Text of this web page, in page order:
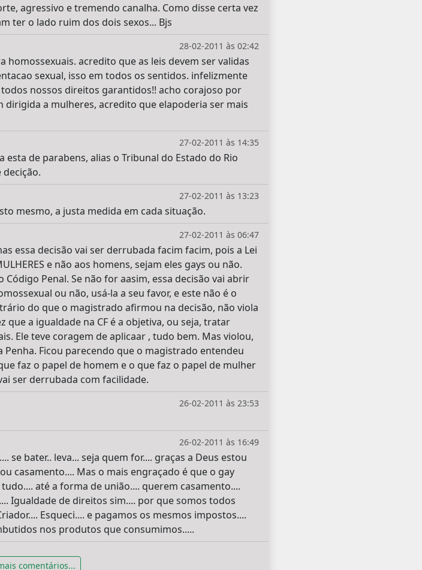
agressivo e tremendo canalha. Como disse certa vez
ter o lado ruim dos dois sexos... Bjs
28-02-2011 às 02:42
acredito que as leis devem ser validas
sexual, isso em todos os sentidos. infelizmente
nossos direitos garantidos!! acho corajoso por
a mulheres, acredito que elapoderia ser mais
27-02-2011 às 14:35
de parabens, alias o Tribunal do Estado do Rio
27-02-2011 às 13:23
mesmo, a justa medida em cada situação.
27-02-2011 às 06:47
essa decisão vai ser derrubada facim facim, pois a Lei
e não aos homens, sejam eles gays ou não.
Penal. Se não for aasim, essa decisão vai abrir
ou não, usá-la a seu favor, e este não é o
do que o magistrado afirmou na decisão, não viola
a igualdade na CF é a objetiva, ou seja, tratar
Ele teve coragem de aplicaar , tudo bem. Mas violou,
Ficou parecendo que o magistrado entendeu
faz o papel de homem e o que faz o papel de mulher
ser derrubada com facilidade.
26-02-2011 às 23:53
26-02-2011 às 16:49
se bater.. leva... seja quem for.... graças a Deus estou
casamento.... Mas o mais engraçado é que o gay
até a forma de união.... querem casamento....
Igualdade de direitos sim.... por que somos todos
Esqueci.... e pagamos os mesmos impostos....
nos produtos que consumimos.....
comentários...